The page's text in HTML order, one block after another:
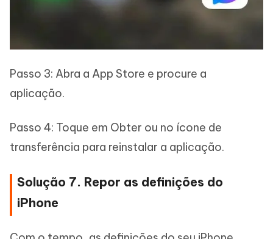
Passo 3: Abra a App Store e procure a
aplicação.
Passo 4: Toque em Obter ou no ícone de
transferência para reinstalar a aplicação.
Solução 7. Repor as definições do
iPhone